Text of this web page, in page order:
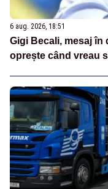
6 aug. 2026, 18:51
Gigi Becali, mesaj în
oprește când vreau